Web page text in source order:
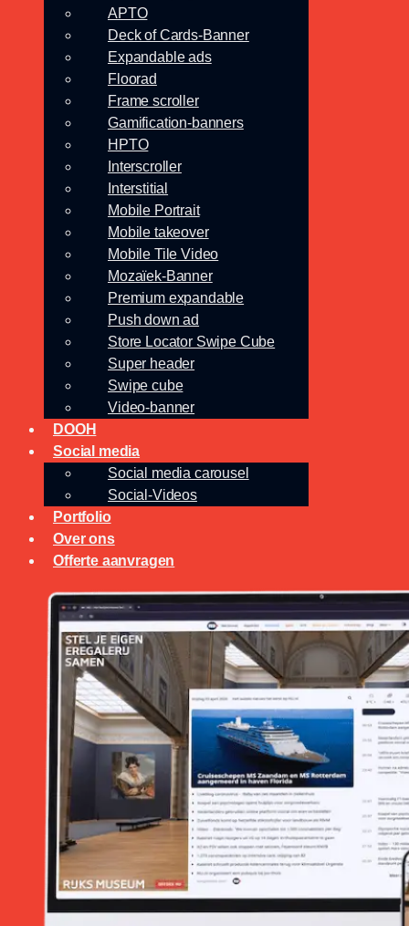
APTO
Deck of Cards-Banner
Expandable ads
Floorad
Frame scroller
Gamification-banners
HPTO
Interscroller
Interstitial
Mobile Portrait
Mobile takeover
Mobile Tile Video
Mozaïek-Banner
Premium expandable
Push down ad
Store Locator Swipe Cube
Super header
Swipe cube
Video-banner
DOOH
Social media
Social media carousel
Social-Videos
Portfolio
Over ons
Offerte aanvragen